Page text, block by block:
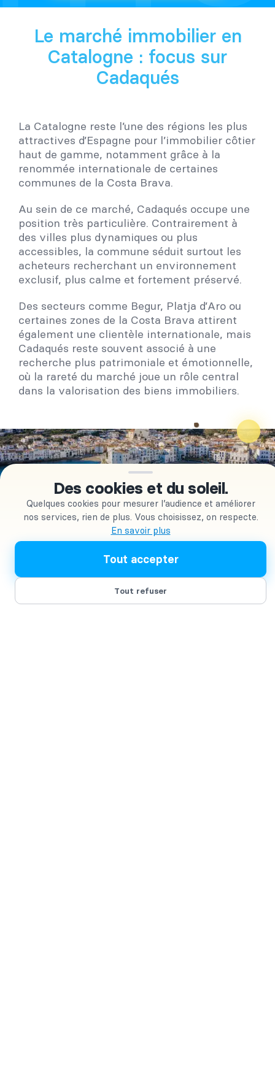
Des cookies et du soleil.
Quelques cookies pour mesurer l’audience et améliorer
nos services, rien de plus. Vous choisissez, on respecte.
En savoir plus
Tout accepter
Tout refuser
Le marché immobilier en
Catalogne : focus sur
Cadaqués
La Catalogne reste l’une des régions les plus
attractives d’Espagne pour l’immobilier côtier
haut de gamme, notamment grâce à la
renommée internationale de certaines
communes de la Costa Brava.
Au sein de ce marché, Cadaqués occupe une
position très particulière. Contrairement à
des villes plus dynamiques ou plus
accessibles, la commune séduit surtout les
acheteurs recherchant un environnement
exclusif, plus calme et fortement préservé.
Des secteurs comme Begur, Platja d’Aro ou
certaines zones de la Costa Brava attirent
également une clientèle internationale, mais
Cadaqués reste souvent associé à une
recherche plus patrimoniale et émotionnelle,
où la rareté du marché joue un rôle central
dans la valorisation des biens immobiliers.
Les avantages d’acheter sur
Cadaqués
un art de vivre méditerranéen, voilà
comment décrire brièvement Cadaqués.
Cependant, Cadaqués est également une ville